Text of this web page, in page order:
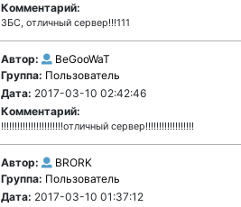
Комментарий:
ЗБС, отличный сервер!!!111
Автор:
BeGooWaT
Группа: Пользователь
Дата: 2017-03-10 02:42:46
Комментарий:
!!!!!!!!!!!!!!!!!!!!!!!отличный сервер!!!!!!!!!!!!!!!!!!
Автор:
BRORK
Группа: Пользователь
Дата: 2017-03-10 01:37:12